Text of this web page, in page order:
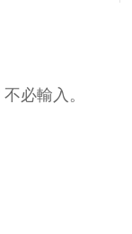
必輸入。